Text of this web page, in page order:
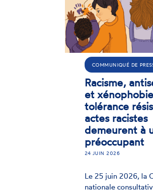
COMMUNIQUÉ DE
Alerte de la
amont de
la
visant à
formes
7 AVRIL 2026
L’Assemblée
16 avril la